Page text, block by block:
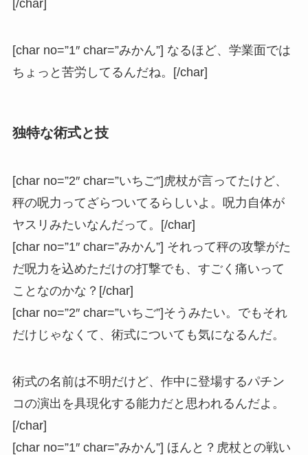
[/char]
[char no=”1″ char=”みかん”] なるほど、学業面では
ちょっと苦労してるんだね。[/char]
独特な術式と技
[char no=”2″ char=”いちご”]虎杖が言ってたけど、
秤の呪力ってざらついてるらしいよ。呪力自体が
ヤスリみたいなんだって。[/char]
[char no=”1″ char=”みかん”] それって秤の攻撃がた
だ呪力を込めただけの打撃でも、すごく痛いって
ことなのかな？[/char]
[char no=”2″ char=”いちご”]そうみたい。でもそれ
だけじゃなくて、術式についても気になるんだ。
術式の名前は不明だけど、作中に登場するパチン
コの演出を具現化する能力だと思われるんだよ。
[/char]
[char no=”1″ char=”みかん”] ほんと？虎杖との戦い